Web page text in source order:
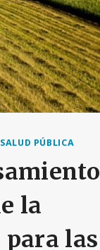
SALUD PÚBLICA
la
las